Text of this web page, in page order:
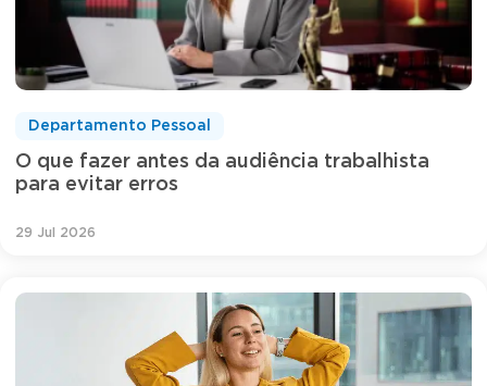
O que fazer antes da audiência trabalhista
para evitar erros
Departamento Pessoal
29 Jul 2026